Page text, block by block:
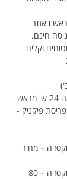
באתר
חינם.
פריסת פיקניק -
– מחיר